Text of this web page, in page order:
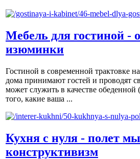
Мебель для гостиной -
изюминки
Гостиной в современной трактовке
дома принимают гостей и проводят
может служить в качестве
того, какие ваша ...
Кухня с нуля - полет
конструктивизм